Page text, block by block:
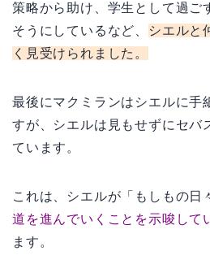
策略から助け、学生として過ご
そうにしているなど、
シエルと
く見受けられました。
最後にマクミランはシエルに手
すが、シエルは見もせずにセバ
ています。
これは、シエルが「もしもの日
道を進んでいくことを示唆して
ます。